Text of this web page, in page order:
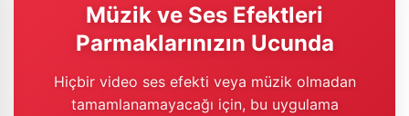
Müzik ve Ses Efektleri
Parmaklarınızın Ucunda
Hiçbir video ses efekti veya müzik olmadan
tamamlanamayacağı için, bu uygulama